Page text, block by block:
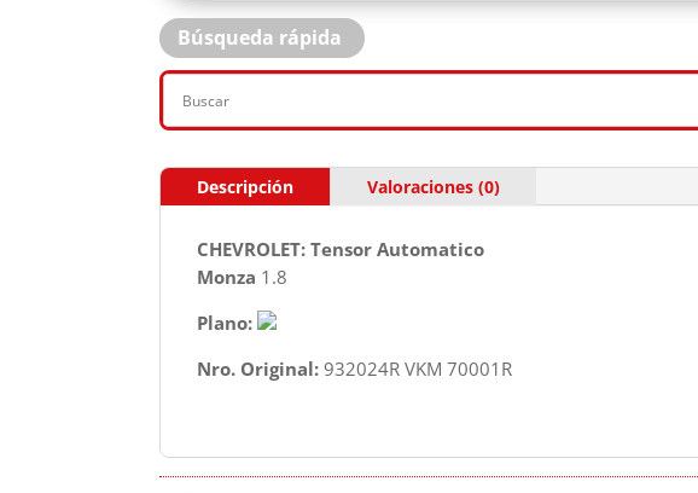
Búsqueda rápida
Descripción Valoraciones (0)
CHEVROLET: Tensor Automatico
Monza 1.8
Plano:
Nro. Original: 932024R VKM 70001R